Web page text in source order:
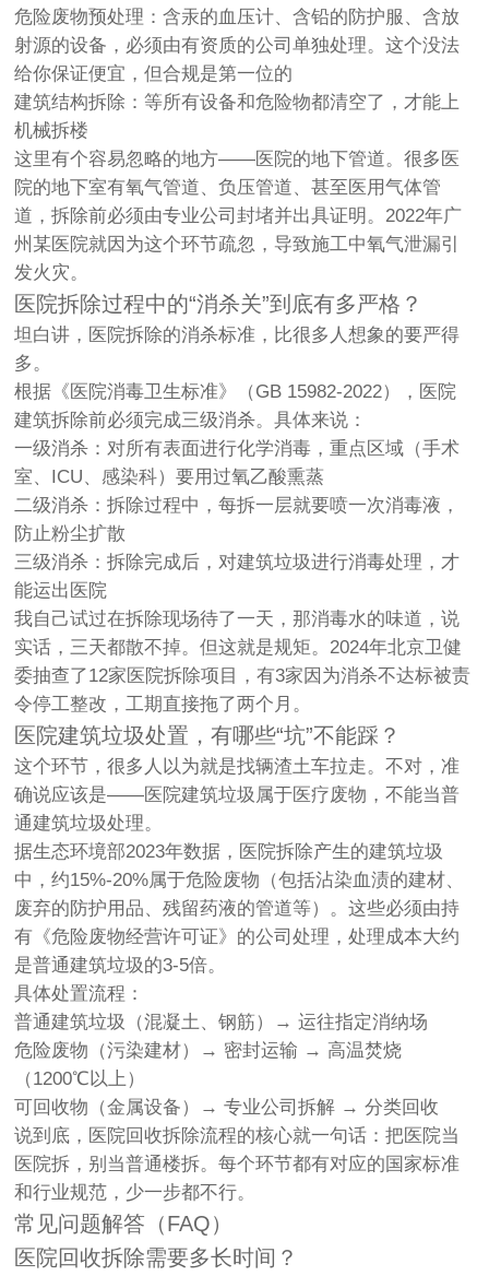
危险废物预处理 ：含汞的血压计、含铅的防护服、含放
射源的设备，必须由有资质的公司单独处理。这个没法
给你保证便宜，但合规是第一位的
建筑结构拆除 ：等所有设备和危险物都清空了，才能上
机械拆楼
这里有个容易忽略的地方——医院的地下管道。很多医
院的地下室有氧气管道、负压管道、甚至医用气体管
道，拆除前必须由专业公司封堵并出具证明。2022年广
州某医院就因为这个环节疏忽，导致施工中氧气泄漏引
发火灾。
医院拆除过程中的“消杀关”到底有多严格？
坦白讲，医院拆除的消杀标准，比很多人想象的要严得
多。
根据《医院消毒卫生标准》（GB 15982-2022），医院
建筑拆除前必须完成三级消杀。具体来说：
一级消杀 ：对所有表面进行化学消毒，重点区域（手术
室、ICU、感染科）要用过氧乙酸熏蒸
二级消杀 ：拆除过程中，每拆一层就要喷一次消毒液，
防止粉尘扩散
三级消杀 ：拆除完成后，对建筑垃圾进行消毒处理，才
能运出医院
我自己试过在拆除现场待了一天，那消毒水的味道，说
实话，三天都散不掉。但这就是规矩。2024年北京卫健
委抽查了12家医院拆除项目，有3家因为消杀不达标被责
令停工整改，工期直接拖了两个月。
医院建筑垃圾处置，有哪些“坑”不能踩？
这个环节，很多人以为就是找辆渣土车拉走。不对，准
确说应该是——医院建筑垃圾属于医疗废物，不能当普
通建筑垃圾处理。
据生态环境部2023年数据，医院拆除产生的建筑垃圾
中，约15%-20%属于危险废物（包括沾染血渍的建材、
废弃的防护用品、残留药液的管道等）。这些必须由持
有《危险废物经营许可证》的公司处理，处理成本大约
是普通建筑垃圾的3-5倍。
具体处置流程：
普通建筑垃圾（混凝土、钢筋）→ 运往指定消纳场
危险废物（污染建材）→ 密封运输 → 高温焚烧
（1200℃以上）
可回收物（金属设备）→ 专业公司拆解 → 分类回收
说到底，医院回收拆除流程的核心就一句话：把医院当
医院拆，别当普通楼拆。每个环节都有对应的国家标准
和行业规范，少一步都不行。
常见问题解答（FAQ）
医院回收拆除需要多长时间？